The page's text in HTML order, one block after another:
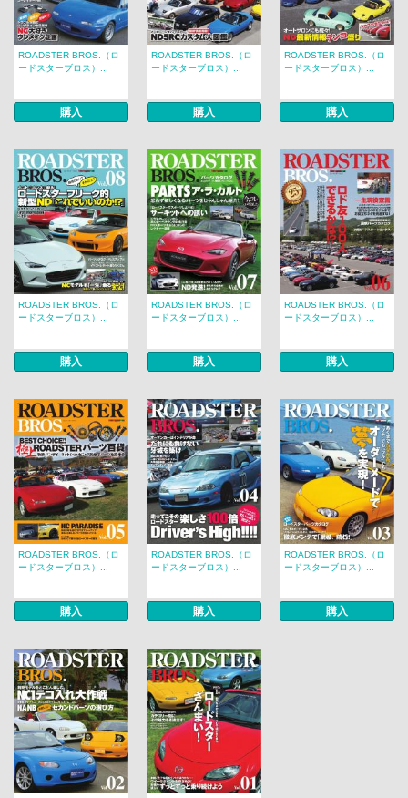
ROADSTER BROS.（ロ
ードスターブロス）...
購入
ROADSTER BROS.（ロ
ードスターブロス）...
購入
ROADSTER BROS.（ロ
ードスターブロス）...
購入
ROADSTER BROS.（ロ
ードスターブロス）...
購入
ROADSTER BROS.（ロ
ードスターブロス）...
購入
ROADSTER BROS.（ロ
ードスターブロス）...
購入
ROADSTER BROS.（ロ
ードスターブロス）...
購入
ROADSTER BROS.（ロ
ードスターブロス）...
購入
ROADSTER BROS.（ロ
ードスターブロス）...
購入